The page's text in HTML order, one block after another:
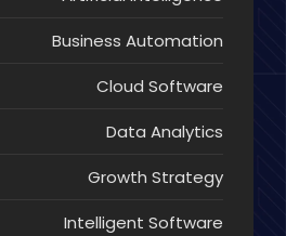
Business Automation
Cloud Software
Data Analytics
Growth Strategy
Intelligent Software